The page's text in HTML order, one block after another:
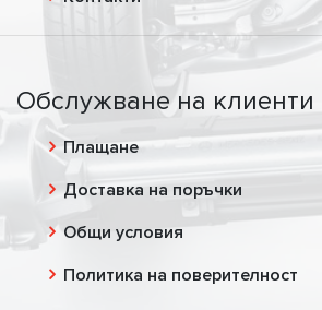
Обслужване на клиенти
Плащане
Доставка на поръчки
Общи условия
Политика на поверителност